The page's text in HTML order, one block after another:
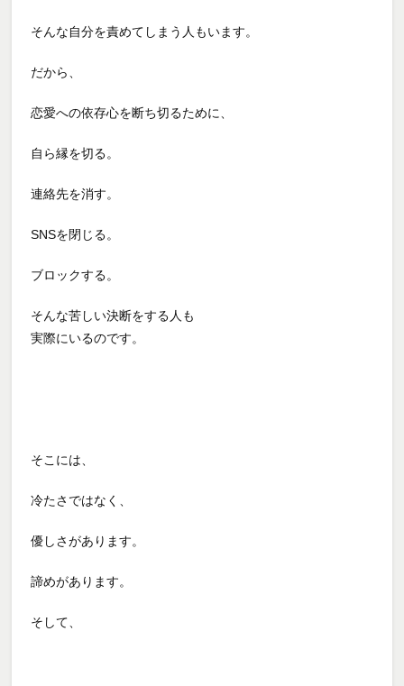
そんな自分を責めてしまう人もいます。
だから、
恋愛への依存心を断ち切るために、
自ら縁を切る。
連絡先を消す。
SNSを閉じる。
ブロックする。
そんな苦しい決断をする人も
実際にいるのです。
そこには、
冷たさではなく、
優しさがあります。
諦めがあります。
そして、